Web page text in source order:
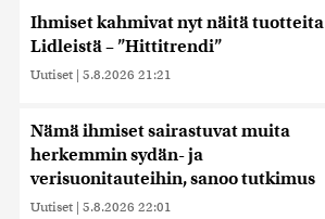
Ihmiset kahmivat nyt näitä tuotteita
Lidleistä – ”Hittitrendi”
Uutiset | 5.8.2026 21:21
Nämä ihmiset sairastuvat muita
herkemmin sydän- ja
verisuonitauteihin, sanoo tutkimus
Uutiset | 5.8.2026 22:01